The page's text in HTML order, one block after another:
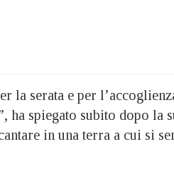
la serata e per
ha spiegato subito dopo la
in una terra a cui si